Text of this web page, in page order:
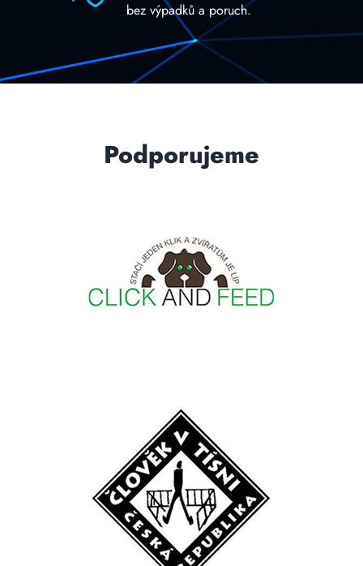
bez výpadků a poruch.
Podporujeme